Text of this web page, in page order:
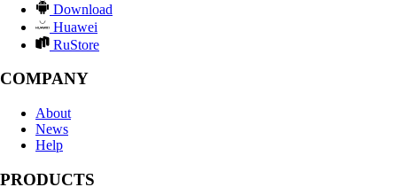
Download
Huawei
RuStore
COMPANY
About
News
Help
PRODUCTS